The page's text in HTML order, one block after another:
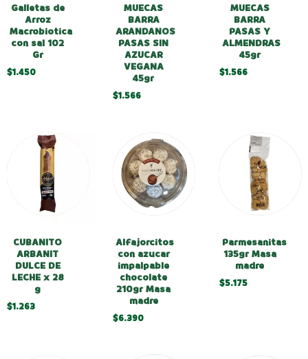
Galletas de
Arroz
Macrobiotica
con sal 102
Gr
$1.450
MUECAS
BARRA
ARANDANOS
PASAS SIN
AZUCAR
VEGANA
45gr
$1.566
MUECAS
BARRA
PASAS Y
ALMENDRAS
45gr
$1.566
CUBANITO
ARBANIT
DULCE DE
LECHE x 28
g
$1.263
Alfajorcitos
con azucar
impalpable
chocolate
210gr Masa
madre
$6.390
Parmesanitas
135gr Masa
madre
$5.175